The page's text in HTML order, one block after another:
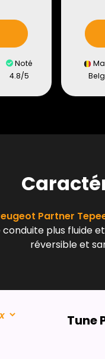
Noté
4.8/5
Partner
plus fluide
réversible et
Tune